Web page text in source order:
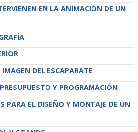
EN LA ANIMACIÓN DE UN
DEL ESCAPARATE
Y PROGRAMACIÓN
PARA EL DISEÑO Y MONTAJE DE UN